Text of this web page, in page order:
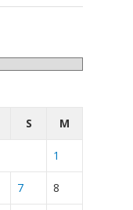
S M
1
7 8